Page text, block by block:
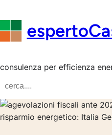
al
contenuto
consulenza per efficienza
e